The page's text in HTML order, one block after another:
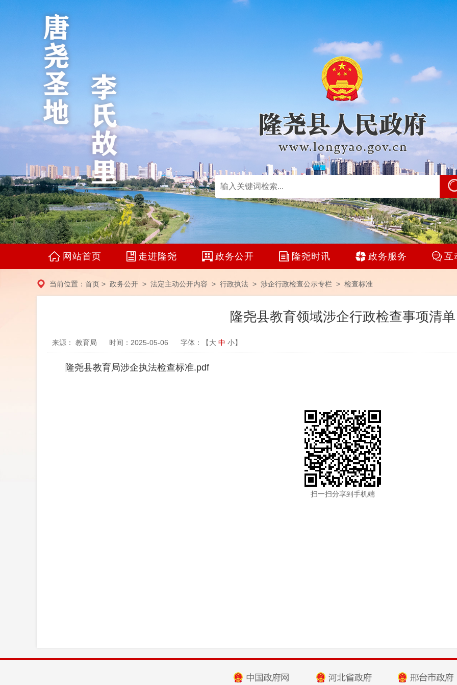
网站首页 走进隆尧 政务公开 隆尧时讯 政务服务 互
当前位置： 首页 > 政务公开 > 法定主动公开内容 > 行政执法 > 涉企行政检查公示专栏 > 检查标准
隆尧县教育领域涉企行政检查事项清单
来源： 教育局 时间：2025-05-06 字体：【大 中 小】
隆尧县教育局涉企执法检查标准.pdf
扫一扫分享到手机端